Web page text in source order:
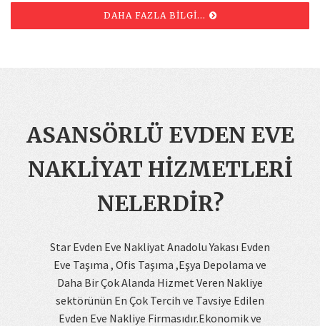
DAHA FAZLA BILGI...
ASANSÖRLÜ EVDEN EVE
NAKLIYAT HIZMETLERI
NELERDIR?
Star Evden Eve Nakliyat Anadolu Yakası Evden
Eve Taşıma , Ofis Taşıma ,Eşya Depolama ve
Daha Bir Çok Alanda Hizmet Veren Nakliye
sektörünün En Çok Tercih ve Tavsiye Edilen
Evden Eve Nakliye Firmasıdır.Ekonomik ve